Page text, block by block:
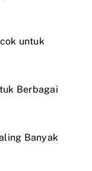
untuk
Berbagai
Banyak